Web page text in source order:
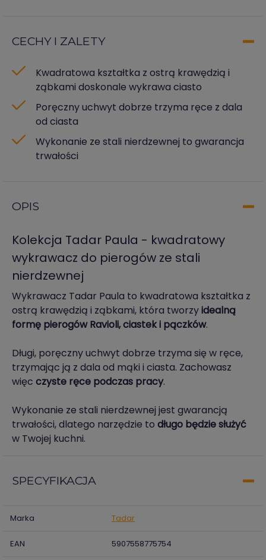
CECHY I ZALETY
Kwadratowa kształtka z ostrą krawędzią i
ząbkami doskonale wykrawa ciasto
Poręczny uchwyt dobrze trzyma ręce z dala
od ciasta
Wykonanie ze stali nierdzewnej to gwarancja
trwałości
OPIS
Kolekcja Tadar Paula - kwadratowy
wykrawacz do pierogów ze stali
nierdzewnej
Wykrawacz Tadar Paula to kwadratowa kształtka z
ostrą krawędzią i ząbkami, która tworzyidealną
formę pierogów Ravioli, ciastek i pączków.
Długi, poręczny uchwyt dobrze trzyma się w ręce,
trzymając ją z dala od mąki i ciasta. Zachowasz
więc czyste ręce podczas pracy.
Wykonanie ze stali nierdzewnej jest gwarancją
trwałości, dlatego narzędzie to długo będzie służyć
w Twojej kuchni.
SPECYFIKACJA
Marka Tadar
EAN 5907558775754